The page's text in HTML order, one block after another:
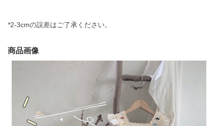
*2-3cmの誤差はご了承ください。
商品画像